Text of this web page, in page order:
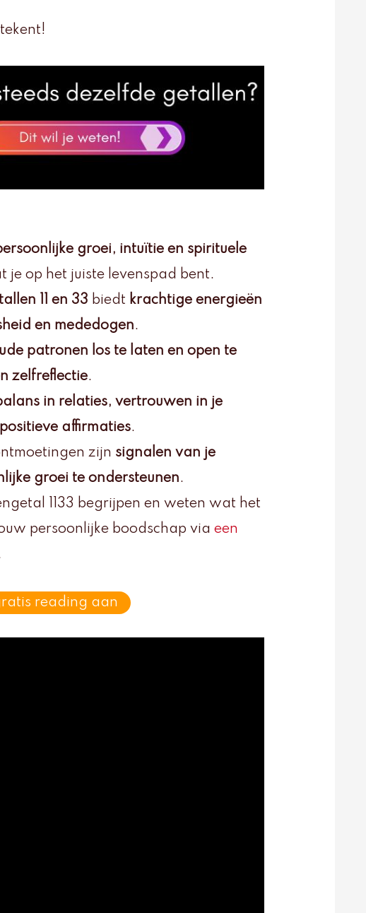
groei, intuïtie en spirituele
je op het juiste levenspad bent.
11 en 33 biedt krachtige energieën
en mededogen.
patronen los te laten en open te
zelfreflectie.
in relaties, vertrouwen in je
affirmaties.
zijn signalen van je
groei te ondersteunen.
1133 begrijpen en weten wat het
persoonlijke boodschap via een
reading aan